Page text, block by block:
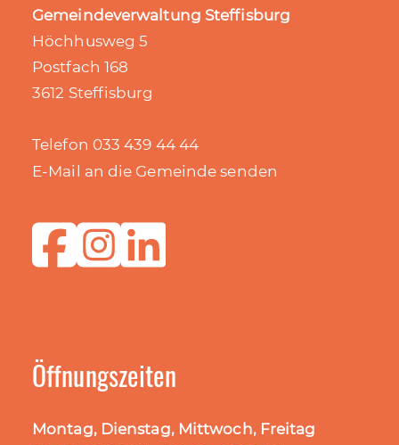
Gemeindeverwaltung Steffisburg
Höchhusweg 5
Postfach 168
3612 Steffisburg
Telefon 033 439 44 44
E-Mail an die Gemeinde senden
Öffnungszeiten
Montag, Dienstag, Mittwoch, Freitag